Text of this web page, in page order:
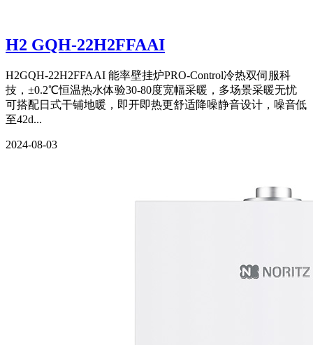
H2 GQH-22H2FFAAI
H2GQH-22H2FFAAI 能率壁挂炉PRO-Control冷热双伺服科
技，±0.2℃恒温热水体验30-80度宽幅采暖，多场景采暖无忧
可搭配日式干铺地暖，即开即热更舒适降噪静音设计，噪音低
至42d...
2024-08-03